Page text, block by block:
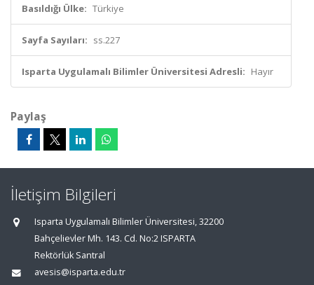
Basıldığı Ülke: Türkiye
Sayfa Sayıları: ss.227
Isparta Uygulamalı Bilimler Üniversitesi Adresli: Hayır
Paylaş
İletişim Bilgileri
Isparta Uygulamalı Bilimler Üniversitesi, 32200
Bahçelievler Mh. 143. Cd. No:2 ISPARTA
Rektörlük Santral
avesis@isparta.edu.tr